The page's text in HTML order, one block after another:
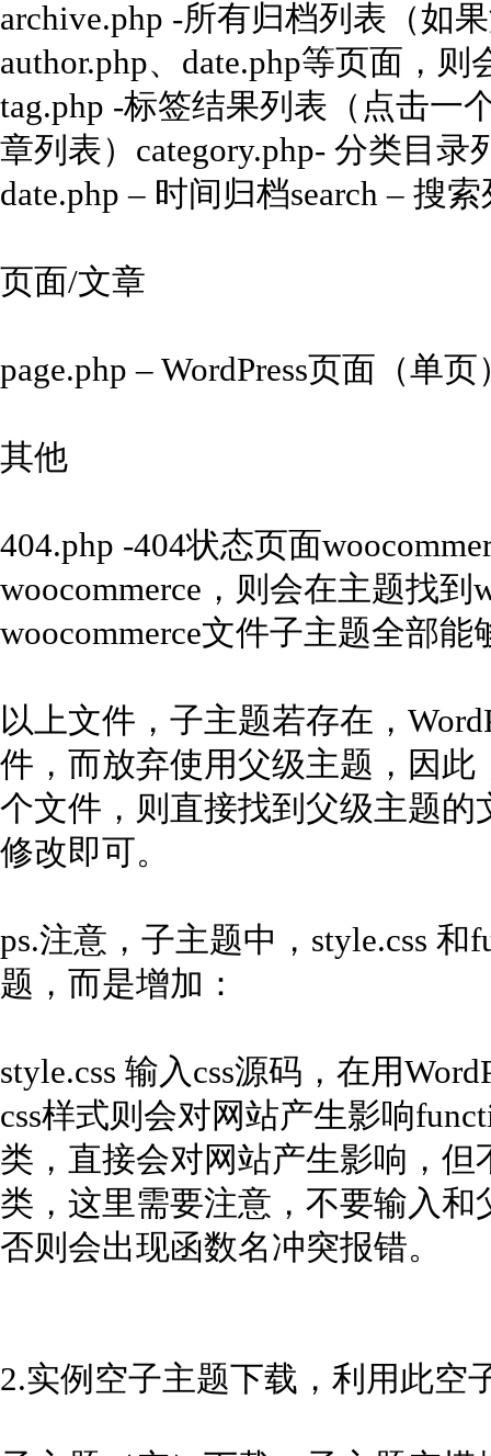
archive.php -所有归档列表（如
author.php、date.php等页面，
tag.php -标签结果列表（点击一
章列表）category.php- 分类目录
date.php – 时间归档search – 搜
页面/文章
page.php – WordPress页面（单
其他
404.php -404状态页面
woocommerce，则会在主题找到
woocommerce文件子主题全部能
以上文件，子主题若存在，
件，而放弃使用父级主题，因
个文件，则直接找到父级主题
修改即可。
ps.注意，子主题中，style.css 和
题，而是增加：
style.css 输入css源码，在用
css样式则会对网站产生影响
类，直接会对网站产生影响，
类，这里需要注意，不要输入
否则会出现函数名冲突报错。
2.实例空子主题下载，利用此空